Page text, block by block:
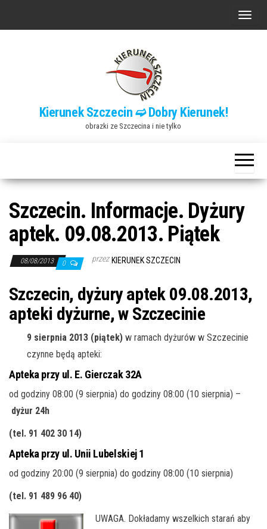
P
n
a
w
ę
Kierunek Szczecin ➫ Dobry Kierunek!
obrazki ze Szczecina i nie tylko
Szczecin. Informacje. Dyżury
aptek. 09.08.2013. Piątek
08/08/2013 0 przez KIERUNEK SZCZECIN
Szczecin, dyżury aptek 09.08.2013,
apteki dyżurne, w Szczecinie
9 sierpnia 2013 (piątek) w ramach dyżurów w Szczecinie
czynne będą apteki:
Apteka przy ul. E. Gierczak 32A
od godziny 08:00 (9 sierpnia) do godziny 08:00 (10 sierpnia) –
dyżur 24h
(tel. 91 402 30 14)
Apteka przy ul. Unii Lubelskiej 1
od godziny 20:00 (9 sierpnia) do godziny 08:00 (10 sierpnia)
(tel. 91 489 96 40)
UWAGA. Dokładamy wszelkich starań aby